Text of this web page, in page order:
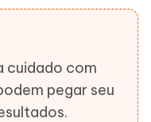
cuidado com
pegar seu